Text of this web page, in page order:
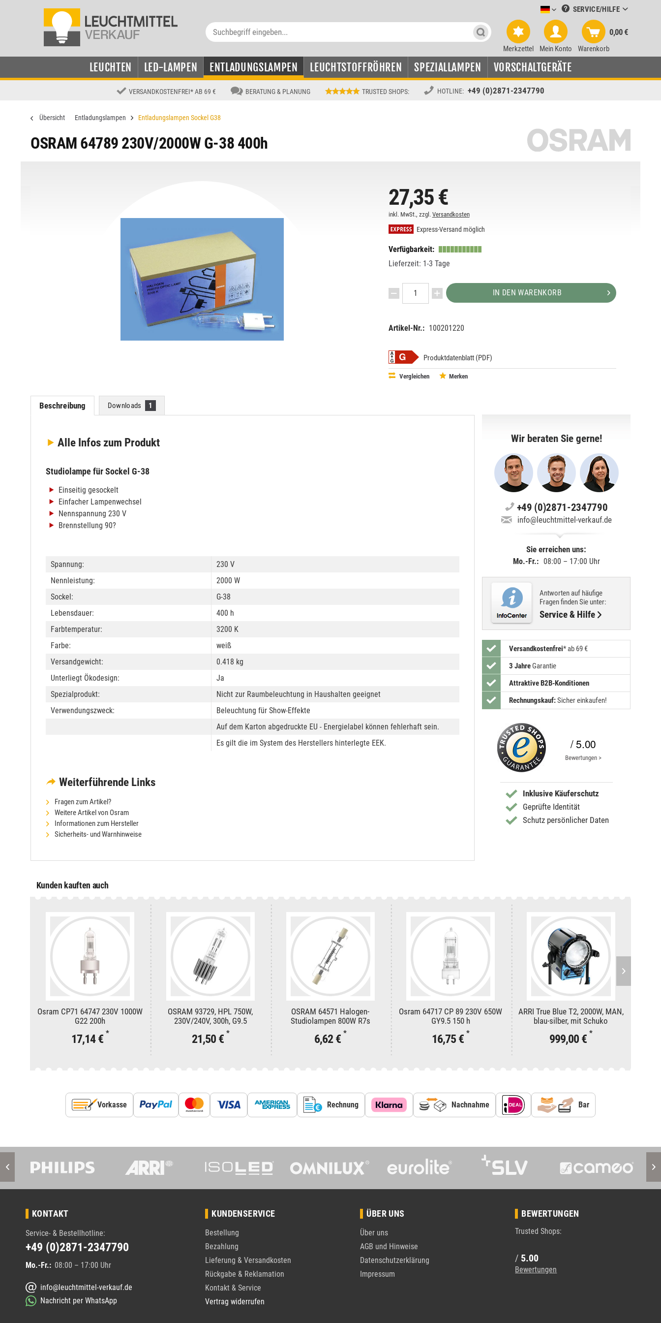
Leuchtmittel-Verkauf deutsch
SERVICE/HILFE
Merkzettel Mein Konto Warenkorb
0,00 €
LEUCHTEN LED-LAMPEN ENTLADUNGSLAMPEN LEUCHTSTOFFRÖHREN SPEZIALLAMPEN VORSCHALTGERÄTE
VERSANDKOSTENFREI* AB 69 € BERATUNG & PLANUNG TRUSTED SHOPS: HOTLINE: +49 (0)2871-2347790
Übersicht Entladungslampen Entladungslampen Sockel G38
OSRAM 64789 230V/2000W G-38 400h
27,35 €
inkl. MwSt., zzgl. Versandkosten
Express-Versand möglich
Verfügbarkeit:
Lieferzeit: 1-3 Tage
IN DEN WARENKORB
Artikel-Nr.: 100201220
Produktdatenblatt (PDF)
Vergleichen Merken
Beschreibung Downloads 1
Alle Infos zum Produkt
Studiolampe für Sockel G-38
Einseitig gesockelt
Einfacher Lampenwechsel
Nennspannung 230 V
Brennstellung 90?
Spannung:
230 V
Nennleistung:
2000 W
Sockel:
G-38
Lebensdauer:
400 h
Farbtemperatur:
3200 K
Farbe:
weiß
Versandgewicht:
0.418 kg
Unterliegt Ökodesign:
Ja
Spezialprodukt:
Nicht zur Raumbeleuchtung in Haushalten geeignet
Verwendungszweck:
Beleuchtung für Show-Effekte
Auf dem Karton abgedruckte EU - Energielabel können fehlerhaft sein.
Es gilt die im System des Herstellers hinterlegte EEK.
Weiterführende Links
Fragen zum Artikel?
Weitere Artikel von Osram
Informationen zum Hersteller
Sicherheits- und Warnhinweise
Wir beraten Sie gerne!
+49 (0)2871-2347790
info@leuchtmittel-verkauf.de
Sie erreichen uns:
Mo.-Fr.: 08:00 – 17:00 Uhr
Antworten auf häufige
Fragen finden Sie unter:
Service & Hilfe
Versandkostenfrei* ab 69 €
3 Jahre Garantie
Attraktive B2B-Konditionen
Rechnungskauf:Sicher einkaufen!
/ 5.00
Bewertungen >
Inklusive Käuferschutz
Geprüfte Identität
Schutz persönlicher Daten
Kunden kauften auch
Osram CP71 64747 230V 1000W
G22 200h
17,14 € *
OSRAM 93729, HPL 750W,
230V/240V, 300h, G9.5
21,50 € *
OSRAM 64571 Halogen-
Studiolampen 800W R7s
6,62 € *
Osram 64717 CP 89 230V 650W
GY9.5 150 h
16,75 € *
ARRI True Blue T2, 2000W, MAN,
blau-silber, mit Schuko
999,00 € *
Vorkasse Rechnung Nachnahme Bar
KONTAKT
Service- & Bestellhotline:
+49 (0)2871-2347790
Mo.-Fr.: 08:00 – 17:00 Uhr
info@leuchtmittel-verkauf.de
Nachricht per WhatsApp
KUNDENSERVICE
Bestellung
Bezahlung
Lieferung & Versandkosten
Rückgabe & Reklamation
Kontakt & Service
Vertrag widerrufen
ÜBER UNS
Über uns
AGB und Hinweise
Datenschutzerklärung
Impressum
BEWERTUNGEN
Trusted Shops:
/ 5.00
Bewertungen